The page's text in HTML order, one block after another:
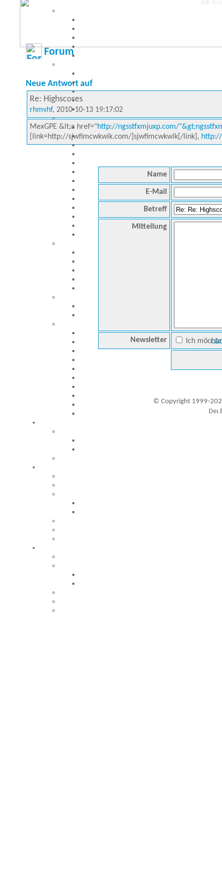
Forum
Neue Antwort auf
Re: Highscores
rhmvhf, 2010-10-13 19:17:02
MexGPE &lt;a href="http://ngsstfxmjuxp.com/
[link=http://sjwfimcwkwik.com/]sjwfimcwkwik[/link],
Name
E-Mail
Betreff
Mitteilung
Newsletter Ich
© Copyright 1999-
Besucher seit 20.09.1999: 19422183